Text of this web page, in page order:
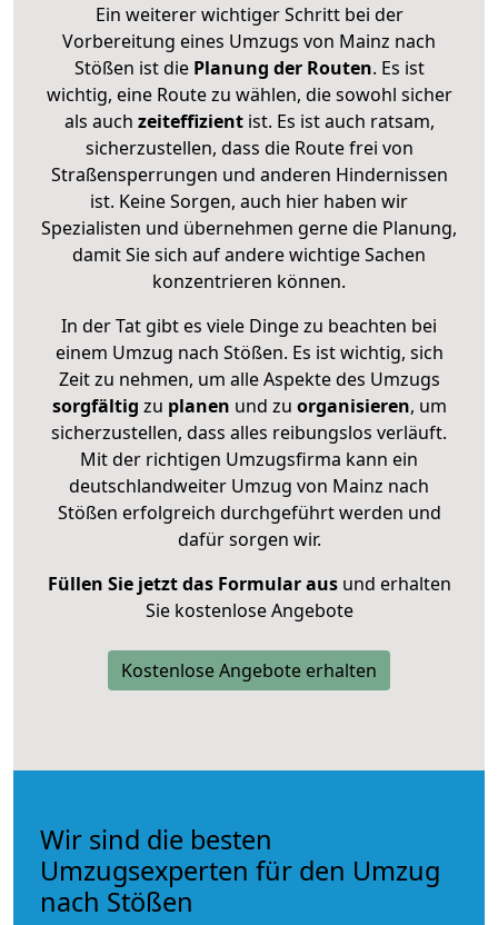
Ein weiterer wichtiger Schritt bei der
Vorbereitung eines Umzugs von Mainz nach
Stößen ist diePlanung der Routen. Es ist
wichtig, eine Route zu wählen, die sowohl sicher
als auch zeiteffizientist. Es ist auch ratsam,
sicherzustellen, dass die Route frei von
Straßensperrungen und anderen Hindernissen
ist. Keine Sorgen, auch hier haben wir
Spezialisten und übernehmen gerne die Planung,
damit Sie sich auf andere wichtige Sachen
konzentrieren können.
In der Tat gibt es viele Dinge zu beachten bei
einem Umzug nach Stößen. Es ist wichtig, sich
Zeit zu nehmen, um alle Aspekte des Umzugs
sorgfältig zu planen und zu organisieren, um
sicherzustellen, dass alles reibungslos verläuft.
Mit der richtigen Umzugsfirma kann ein
deutschlandweiter Umzug von Mainz nach
Stößen erfolgreich durchgeführt werden und
dafür sorgen wir.
Füllen Sie jetzt das Formular ausund erhalten
Sie kostenlose Angebote
Kostenlose Angebote erhalten
Wir sind die besten
Umzugsexperten für den Umzug
nach Stößen